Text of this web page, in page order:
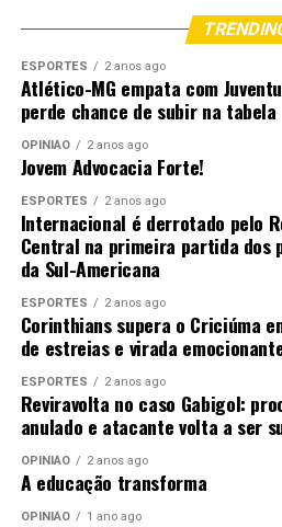
Comentários
RELATED TOPICS: ANOS
DESTAQUE
DO ETAPA
SONHO
VERDE
Fiscalização conjunta será
poluição sonora no Carnaval
DON'T MISS
ESPORTES 2 anos ago
Atlético-MG empata com
perde chance de subir na tabela
OPINIÃO 2 anos ago
Jovem Advocacia Forte!
ESPORTES 2 anos ago
Internacional é derrotado pelo
Central na primeira partida dos
da Sul-Americana
ESPORTES 2 anos ago
Corinthians supera o Criciúma
de estreias e virada
ESPORTES 2 anos ago
Reviravolta no caso Gabigol:
anulado e atacante volta a ser
OPINIÃO 2 anos ago
A educação transforma
OPINIÃO 1 ano ago